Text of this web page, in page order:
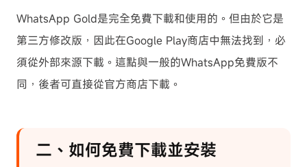
WhatsApp Gold是完全免費下載和使用的。但由於它是
第三方修改版，因此在Google Play商店中無法找到，必
須從外部來源下載。這點與一般的WhatsApp免費版不
同，後者可直接從官方商店下載。
二、如何免費下載並安裝